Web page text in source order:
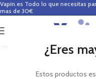
¿Eres
Estos productos
Vapin.es Todo lo que necesitas
mas de 30€